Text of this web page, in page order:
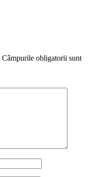
Câmpurile obligatorii sunt